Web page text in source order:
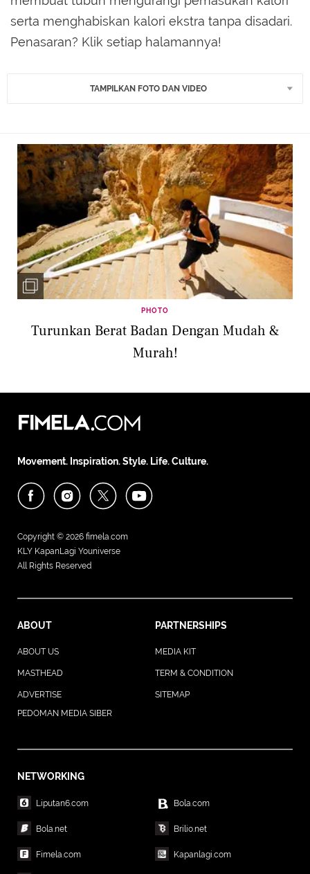
serta menghabiskan kalori ekstra tanpa disadari.
Penasaran? Klik setiap halamannya!
TAMPILKAN FOTO DAN VIDEO
PHOTO
Turunkan Berat Badan Dengan Mudah &
Murah!
Movement. Inspiration. Style. Life. Culture.
Copyright © 2026 fimela.com
KLY KapanLagi Youniverse
All Rights Reserved
ABOUT PARTNERSHIPS
ABOUT US MEDIA KIT
MASTHEAD TERM & CONDITION
ADVERTISE
SITEMAP
PEDOMAN MEDIA SIBER
NETWORKING
Liputan6.com Bola.com
Bola.net Brilio.net
Fimela.com Kapanlagi.com